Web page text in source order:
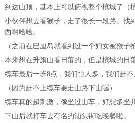
到达山顶，基本上可以俯视整个槟城了（
小伙伴想去看猴子，走了很长一段路。找
西啊哈哈。
（之前在巴厘岛就看到过一个妇女被猴子
本来想在升旗山看日落的，但是槟城的日
缆车最后一班8点，我们怕人多，我们赶不
（因为赶不上缆车要走山路下山喔）
缆车真的超刺激，像坐过山车，好想多坐
下山后就打车去有名的汕头街吃晚餐啦。